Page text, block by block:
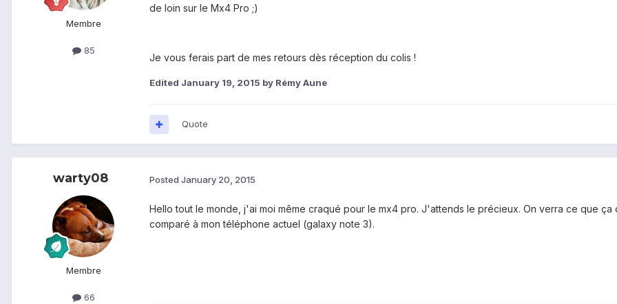
Membre
85
de loin sur le Mx4 Pro ;)
Je vous ferais part de mes retours dès réception du colis !
Edited January 19, 2015 by Rémy Aune
Quote
warty08
Membre
66
Posted January 20, 2015
Hello tout le monde, j'ai moi même craqué pour le mx4 pro. J'attends le précieux. On verra ce que ça
comparé à mon téléphone actuel (galaxy note 3).